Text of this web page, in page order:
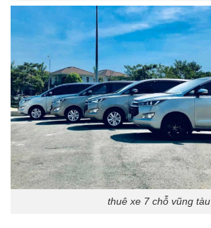
thuê xe 7 chỗ vũng tàu